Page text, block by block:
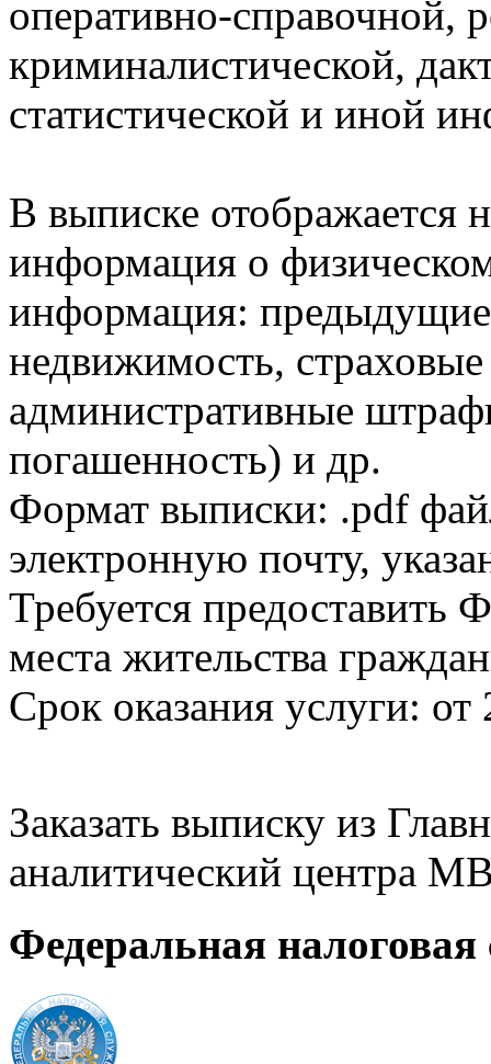
оперативно-справочной,
криминалистической,
статистической и иной
В выписке отображается
информация о
информация:
недвижимость,
административные
погашенность) и др.
Формат выписки: .pdf
электронную почту,
Требуется
места жительства
Срок оказания услуги: от
Заказать выписку из
аналитический центра
Федеральная налоговая